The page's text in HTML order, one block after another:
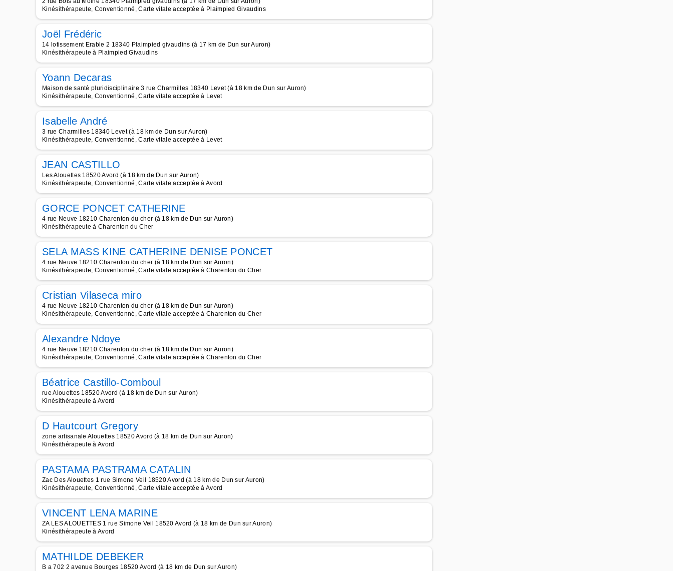
Kinésithérapeute, Conventionné, Carte vitale acceptée à Plaimpied Givaudins
Joël Frédéric
14 lotissement Erable 2 18340 Plaimpied givaudins (à 17 km de Dun sur Auron)
Kinésithérapeute à Plaimpied Givaudins
Yoann Decaras
Maison de santé pluridisciplinaire 3 rue Charmilles 18340 Levet (à 18 km de Dun sur Auron)
Kinésithérapeute, Conventionné, Carte vitale acceptée à Levet
Isabelle André
3 rue Charmilles 18340 Levet (à 18 km de Dun sur Auron)
Kinésithérapeute, Conventionné, Carte vitale acceptée à Levet
JEAN CASTILLO
Les Alouettes 18520 Avord (à 18 km de Dun sur Auron)
Kinésithérapeute, Conventionné, Carte vitale acceptée à Avord
GORCE PONCET CATHERINE
4 rue Neuve 18210 Charenton du cher (à 18 km de Dun sur Auron)
Kinésithérapeute à Charenton du Cher
SELA MASS KINE CATHERINE DENISE PONCET
4 rue Neuve 18210 Charenton du cher (à 18 km de Dun sur Auron)
Kinésithérapeute, Conventionné, Carte vitale acceptée à Charenton du Cher
Cristian Vilaseca miro
4 rue Neuve 18210 Charenton du cher (à 18 km de Dun sur Auron)
Kinésithérapeute, Conventionné, Carte vitale acceptée à Charenton du Cher
Alexandre Ndoye
4 rue Neuve 18210 Charenton du cher (à 18 km de Dun sur Auron)
Kinésithérapeute, Conventionné, Carte vitale acceptée à Charenton du Cher
Béatrice Castillo-Comboul
rue Alouettes 18520 Avord (à 18 km de Dun sur Auron)
Kinésithérapeute à Avord
D Hautcourt Gregory
zone artisanale Alouettes 18520 Avord (à 18 km de Dun sur Auron)
Kinésithérapeute à Avord
PASTAMA PASTRAMA CATALIN
Zac Des Alouettes 1 rue Simone Veil 18520 Avord (à 18 km de Dun sur Auron)
Kinésithérapeute, Conventionné, Carte vitale acceptée à Avord
VINCENT LENA MARINE
ZA LES ALOUETTES 1 rue Simone Veil 18520 Avord (à 18 km de Dun sur Auron)
Kinésithérapeute à Avord
MATHILDE DEBEKER
B a 702 2 avenue Bourges 18520 Avord (à 18 km de Dun sur Auron)